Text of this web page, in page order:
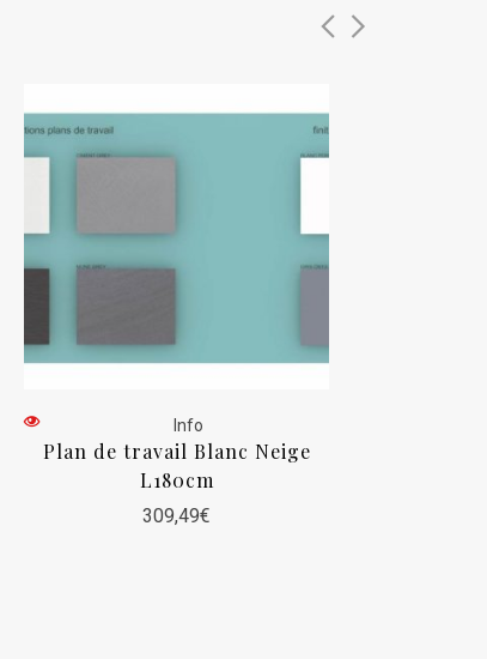
Info
Plan de travail Blanc Neige
L180cm
309,49€